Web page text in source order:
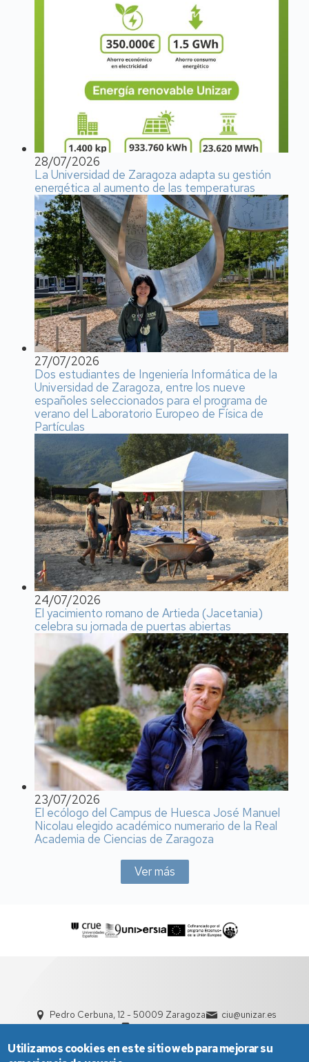
28/07/2026
La Universidad de Zaragoza adapta su gestión
energética al aumento de las temperaturas
27/07/2026
Dos estudiantes de Ingeniería Informática de la
Universidad de Zaragoza, entre los nueve
españoles seleccionados para el programa de
verano del Laboratorio Europeo de Física de
Partículas
24/07/2026
El yacimiento romano de Artieda (Jacetania)
celebra su jornada de puertas abiertas
23/07/2026
El ecólogo del Campus de Huesca José Manuel
Nicolau elegido académico numerario de la Real
Academia de Ciencias de Zaragoza
Ver más
Pedro Cerbuna, 12 - 50009 Zaragoza
ciu@unizar.es
Utilizamos cookies en este sitio web para mejorar su